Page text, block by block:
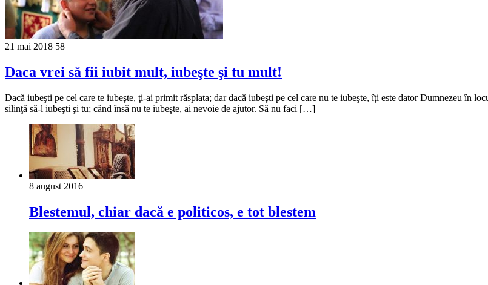
21 mai 2018 58
Daca vrei să fii iubit mult, iubeşte şi tu mult!
Dacă iubeşti pe cel care te iubeşte, ţi-ai primit răsplata; dar dacă iubeşti pe cel care nu te iubeşte, îţi este dator Dumnezeu în
silinţă să-l iubeşti şi tu; când însă nu te iubeşte, ai nevoie de ajutor. Să nu faci […]
8 august 2016
Blestemul, chiar dacă e politicos, e tot blestem